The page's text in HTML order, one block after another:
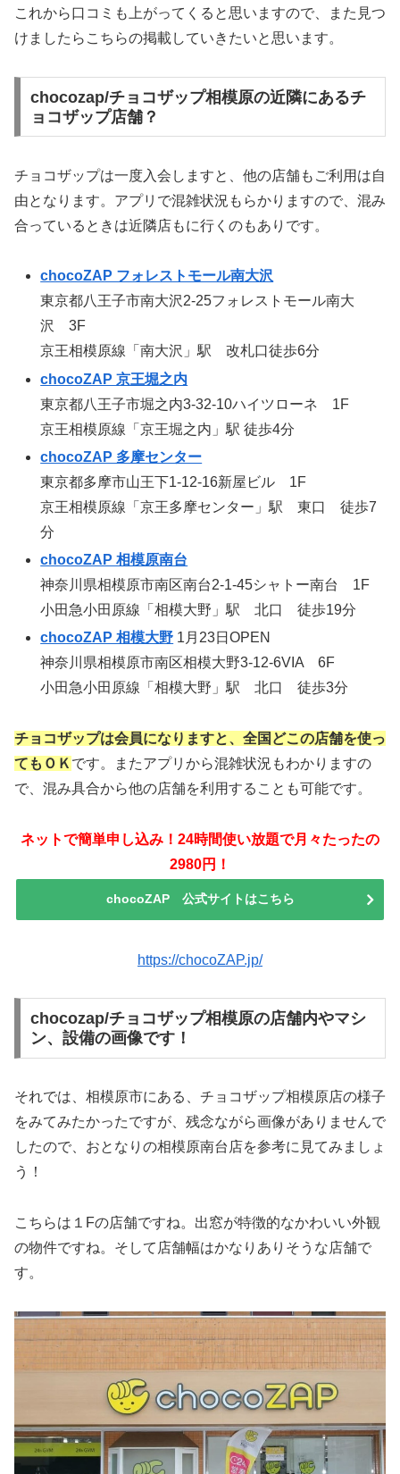
これから口コミも上がってくると思いますので、また見つ
けましたらこちらの掲載していきたいと思います。
chocozap/チョコザップ相模原の近隣にあるチ
ョコザップ店舗？
チョコザップは一度入会しますと、他の店舗もご利用は自
由となります。アプリで混雑状況もらかりますので、混み
合っているときは近隣店もに行くのもありです。
chocoZAP フォレストモール南大沢
東京都八王子市南大沢2-25フォレストモール南大
沢 3F
京王相模原線「南大沢」駅 改札口徒歩6分
chocoZAP 京王堀之内
東京都八王子市堀之内3-32-10ハイツローネ 1F
京王相模原線「京王堀之内」駅 徒歩4分
chocoZAP 多摩センター
東京都多摩市山王下1-12-16新屋ビル 1F
京王相模原線「京王多摩センター」駅 東口 徒歩7
分
chocoZAP 相模原南台
神奈川県相模原市南区南台2-1-45シャトー南台 1F
小田急小田原線「相模大野」駅 北口 徒歩19分
chocoZAP 相模大野 1月23日OPEN
神奈川県相模原市南区相模大野3-12-6VIA 6F
小田急小田原線「相模大野」駅 北口 徒歩3分
チョコザップは会員になりますと、全国どこの店舗を使っ
てもＯＫ です。またアプリから混雑状況もわかりますの
で、混み具合から他の店舗を利用することも可能です。
ネットで簡単申し込み！24時間使い放題で月々たったの
2980円！
chocoZAP 公式サイトはこちら
https://chocoZAP.jp/
chocozap/チョコザップ相模原の店舗内やマシ
ン、設備の画像です！
それでは、相模原市にある、チョコザップ相模原店の様子
をみてみたかったですが、残念ながら画像がありませんで
したので、おとなりの相模原南台店を参考に見てみましょ
う！
こちらは１Fの店舗ですね。出窓が特徴的なかわいい外観
の物件ですね。そして店舗幅はかなりありそうな店舗で
す。